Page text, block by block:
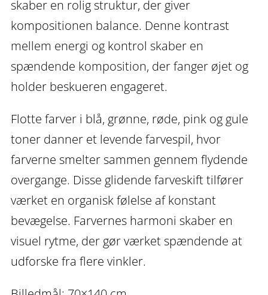
skaber en rolig struktur, der giver
kompositionen balance. Denne kontrast
mellem energi og kontrol skaber en
spændende komposition, der fanger øjet og
holder beskueren engageret.
Flotte farver i blå, grønne, røde, pink og gule
toner danner et levende farvespil, hvor
farverne smelter sammen gennem flydende
overgange. Disse glidende farveskift tilfører
værket en organisk følelse af konstant
bevægelse. Farvernes harmoni skaber en
visuel rytme, der gør værket spændende at
udforske fra flere vinkler.